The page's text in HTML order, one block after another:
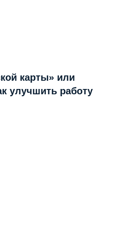
карты» или
улучшить работу